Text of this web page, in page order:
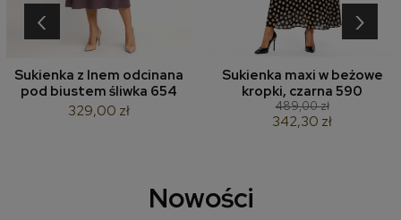
Sukienka z lnem odcinana
pod biustem śliwka 654
329,00 zł
Sukienka maxi w beżowe
kropki, czarna 590
489,00 zł
342,30 zł
‹ ›
Nowości